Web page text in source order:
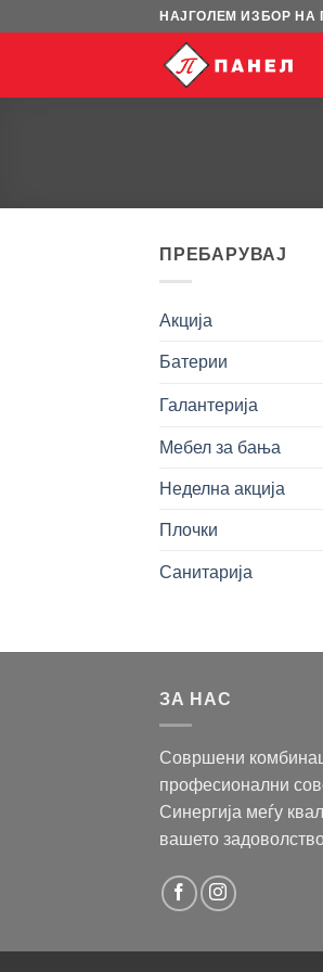
НАЈГОЛЕМ ИЗБОР НА
ПРЕБАРУВАЈ
Акција
Батерии
Галантерија
Мебел за бања
Неделна акција
Плочки
Санитарија
ЗА НАС
Совршени
професионални
Синергија меѓу
вашето